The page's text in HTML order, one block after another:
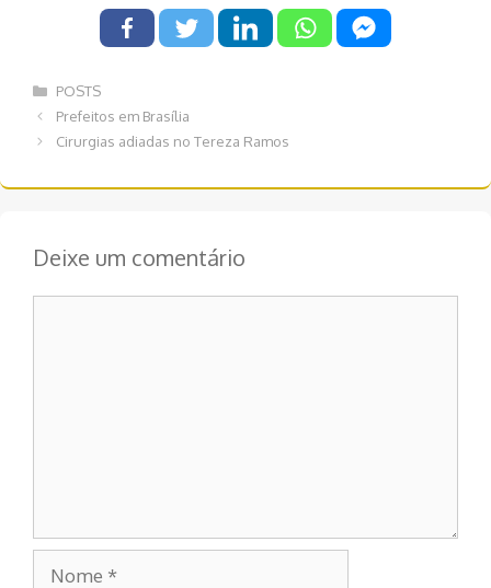
Categorias
POSTS
Navegação
Prefeitos em Brasília
Cirurgias adiadas no Tereza Ramos
Deixe um comentário